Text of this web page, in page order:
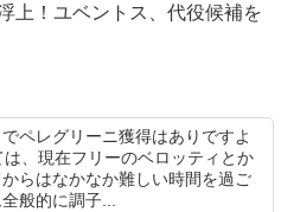
上！ユベントス、代役候補を
ペレグリーニ獲得はありですよ
、現在フリーのベロッティとか
らはなかなか難しい時間を過ご
般的に調子...